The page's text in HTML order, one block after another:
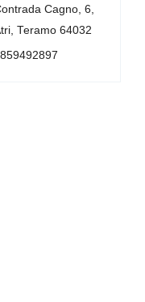
Cagno, 6,
Teramo 64032